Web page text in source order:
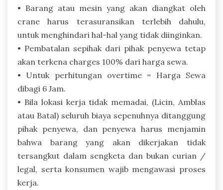
• Barang atau mesin yang akan diangkat oleh
crane harus terasuransikan terlebih dahulu,
untuk menghindari hal-hal yang tidak diinginkan.
• Pembatalan sepihak dari pihak penyewa tetap
akan terkena charges 100% dari harga sewa.
• Untuk perhitungan overtime = Harga Sewa
dibagi 6 Jam.
• Bila lokasi kerja tidak memadai, (Licin, Amblas
atau Batal) seluruh biaya sepenuhnya ditanggung
pihak penyewa, dan penyewa harus menjamin
bahwa barang yang akan dikerjakan tidak
tersangkut dalam sengketa dan bukan curian /
legal, serta konsumen wajib mengawasi proses
kerja.